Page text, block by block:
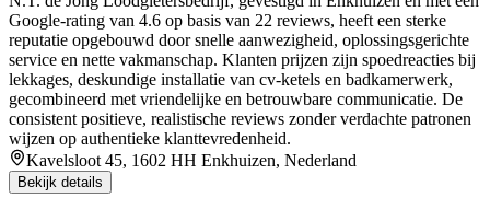
Google-rating van 4.6 op basis van 22 reviews, heeft een sterke
reputatie opgebouwd door snelle aanwezigheid, oplossingsgerichte
service en nette vakmanschap. Klanten prijzen zijn spoedreacties bij
lekkages, deskundige installatie van cv-ketels en badkamerwerk,
gecombineerd met vriendelijke en betrouwbare communicatie. De
consistent positieve, realistische reviews zonder verdachte patronen
wijzen op authentieke klanttevredenheid.
Kavelsloot 45, 1602 HH Enkhuizen, Nederland
Bekijk details